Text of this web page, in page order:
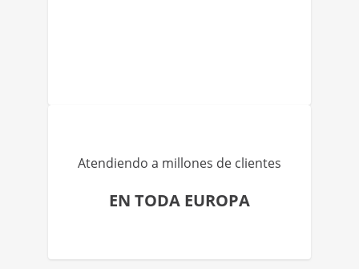
Atendiendo a millones de clientes
EN TODA EUROPA